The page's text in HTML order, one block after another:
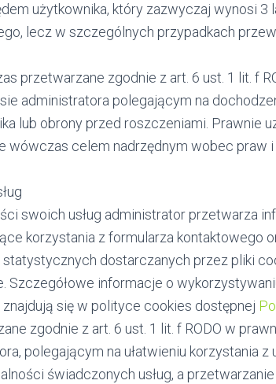
użytkownika, który zazwyczaj wynosi 3
lecz w szczególnych przypadkach
przetwarzane zgodnie z art. 6 ust. 1 lit. f
administratora polegającym na
lub obrony przed roszczeniami. Prawnie
wówczas celem nadrzędnym wobec praw
swoich usług administrator przetwarza
korzystania z formularza kontaktowego
dostarczanych przez pliki
Szczegółowe informacje o
się w polityce cookies dostępnej
zgodnie z art. 6 ust. 1 lit. f RODO w
polegającym na ułatwieniu korzystania z
świadczonych usług, a